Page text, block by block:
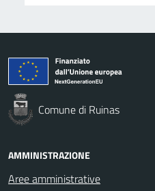
Comune di Ruinas
AMMINISTRAZIONE
Aree amministrative